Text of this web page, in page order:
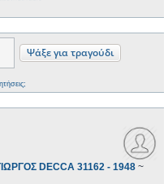
DECCA 31162 - 1948 ~